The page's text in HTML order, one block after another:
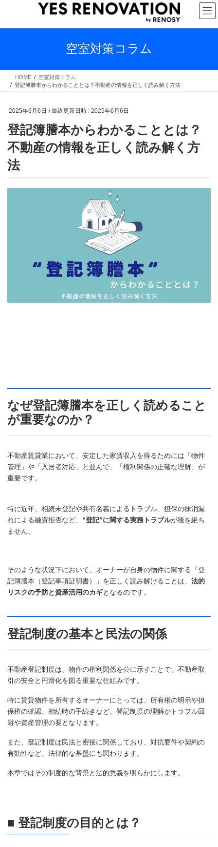
空室対策コラム
HOME
空室対策コラム
登記簿謄本からわかることとは？不動産の情報を正しく読み解く方法
2025年6月6日 / 最終更新日時 : 2025年6月6日
登記簿謄本からわかることとは？
不動産の情報を正しく読み解く方
法
なぜ登記簿謄本を正しく読めること
が重要なのか？
不動産賃貸業において、安定した家賃収入を得るためには「物件
管理」や「入居者対応」と並んで、「権利関係の正確な理解」が
重要です。
特に近年、相続未登記や共有名義によるトラブル、担保の抹消漏
れによる融資拒否など、 “登記”に関する実務トラブルが後を絶ち
ません。
そのような状況下において、オーナーが自身の物件に関する「登
記簿謄本（登記事項証明書）」を正しく読み解けることは、 法的
リスクの予防と資産活用のカギとなるのです。
登記制度の基本と民法の関係
不動産登記制度は、物件の権利関係を公に示すことで、不動産取
引の安全と円滑化を図る重要な仕組みです。
特に賃貸物件を所有するオーナーにとっては、所有権の明示や担
保権の確認、相続時の手続きなど、登記制度の理解がトラブル回
避や資産管理の要となります。
また、登記制度は民法と密接に関係しており、対抗要件や契約の
有効性など、法律的な基盤にも関わります。
本章ではその制度的な背景と法的意義を明らかにします。
■ 登記制度の目的とは？